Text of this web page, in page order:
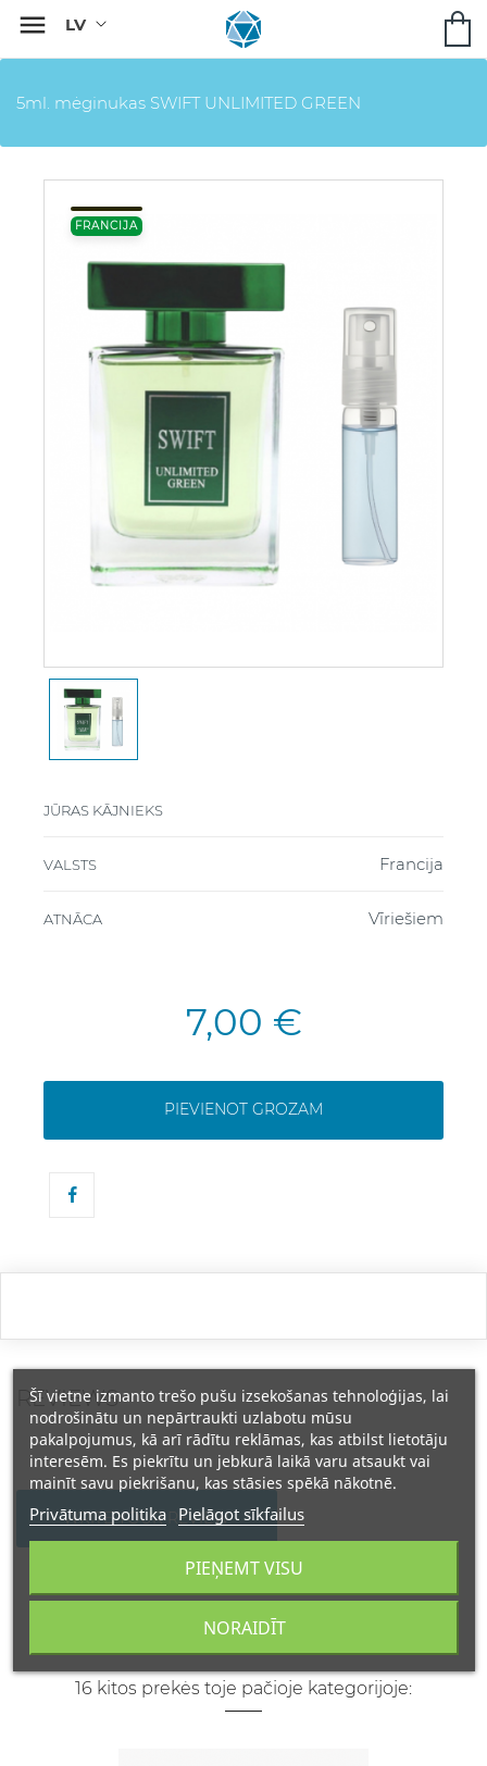

5ml. mėginukas SWIFT UNLIMITED GREEN
FRANCIJA
JŪRAS KĀJNIEKS
VALSTS Francija
ATNĀCA Vīriešiem
7,00 €
PIEVIENOT GROZAM
REVIEWS
WRITE YOUR REVIEW
16 kitos prekės toje pačioje kategorijoje:
Šī vietne izmanto trešo pušu izsekošanas tehnoloģijas, lai
nodrošinātu un nepārtraukti uzlabotu mūsu
pakalpojumus, kā arī rādītu reklāmas, kas atbilst lietotāju
interesēm. Es piekrītu un jebkurā laikā varu atsaukt vai
mainīt savu piekrišanu, kas stāsies spēkā nākotnē.
Privātuma politika Pielāgot sīkfailus
NORAIDĪT
PIEŅEMT VISU